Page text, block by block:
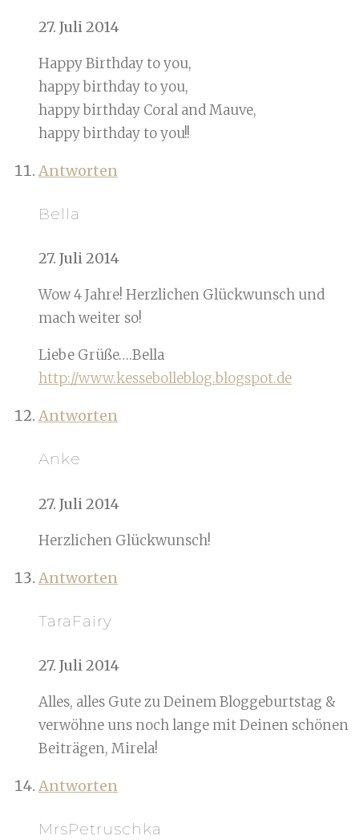
27. Juli 2014
Happy Birthday to you,
happy birthday to you,
happy birthday Coral and Mauve,
happy birthday to you!!
Antworten
Bella
27. Juli 2014
Wow 4 Jahre! Herzlichen Glückwunsch und
mach weiter so!
Liebe Grüße….Bella
http://www.kessebolleblog.blogspot.de
Antworten
Anke
27. Juli 2014
Herzlichen Glückwunsch!
Antworten
TaraFairy
27. Juli 2014
Alles, alles Gute zu Deinem Bloggeburtstag &
verwöhne uns noch lange mit Deinen schönen
Beiträgen, Mirela!
Antworten
MrsPetruschka